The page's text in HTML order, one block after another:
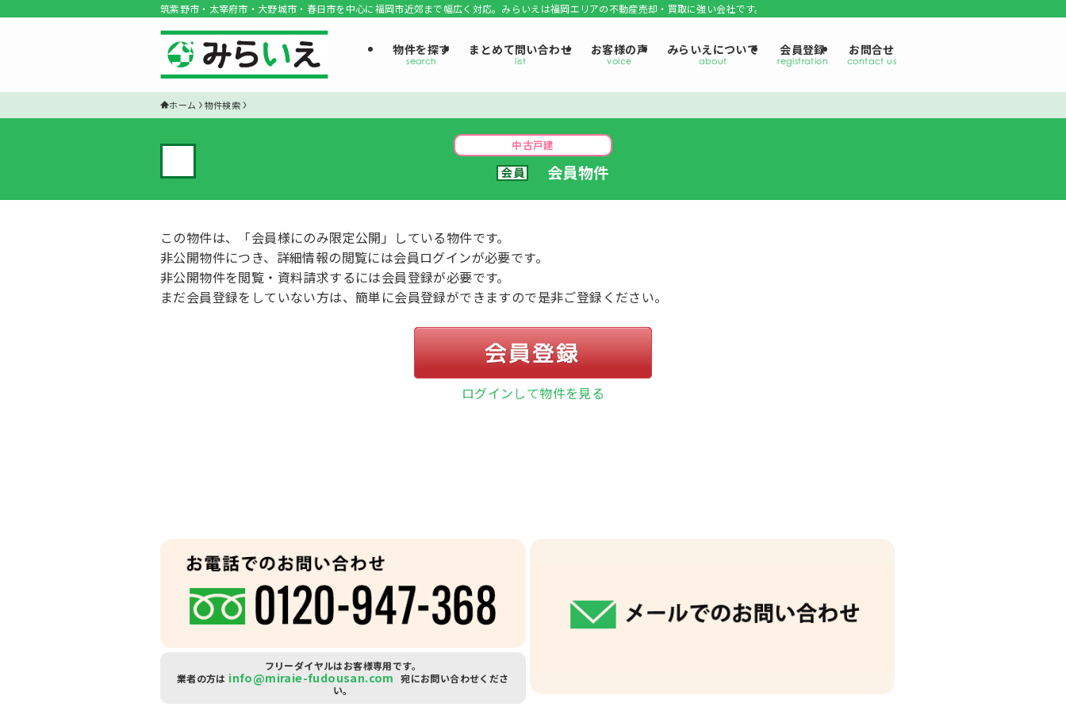
筑紫野市・太宰府市・大野城市・春日市を中心に福岡市近郊まで幅広く対応。みらいえは福岡エリアの不動産売却・買取に強い会社です。
物件を探す まとめて問い合わせ お客様の声 みらいえについて 会員登録 お問合せ
ホーム 物件検索
中古戸建
会員物件
この物件は、「会員様にのみ限定公開」している物件です。
非公開物件につき、詳細情報の閲覧には会員ログインが必要です。
非公開物件を閲覧・資料請求するには会員登録が必要です。
まだ会員登録をしていない方は、簡単に会員登録ができますので是非ご登録ください。
ログインして物件を見る
フリーダイヤルはお客様専用です。
業者の方は info@miraie-fudousan.com 宛にお問い合わせくださ
い。